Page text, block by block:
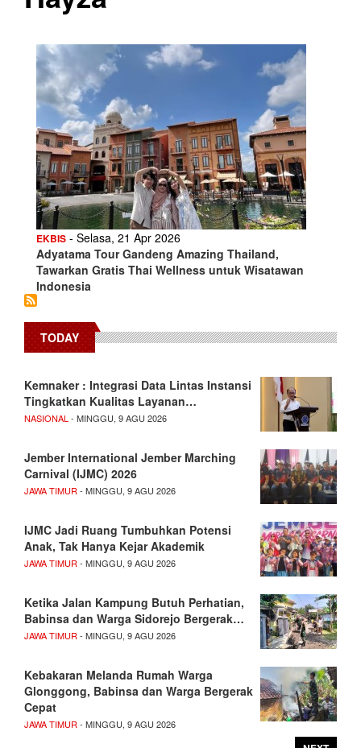
EKBIS - Selasa, 21 Apr 2026
Adyatama Tour Gandeng Amazing Thailand,
Tawarkan Gratis Thai Wellness untuk Wisatawan
Indonesia
TODAY
Kemnaker : Integrasi Data Lintas Instansi
Tingkatkan Kualitas Layanan…
NASIONAL - MINGGU, 9 AGU 2026
Jember International Jember Marching
Carnival (IJMC) 2026
JAWA TIMUR - MINGGU, 9 AGU 2026
IJMC Jadi Ruang Tumbuhkan Potensi
Anak, Tak Hanya Kejar Akademik
JAWA TIMUR - MINGGU, 9 AGU 2026
Ketika Jalan Kampung Butuh Perhatian,
Babinsa dan Warga Sidorejo Bergerak…
JAWA TIMUR - MINGGU, 9 AGU 2026
Kebakaran Melanda Rumah Warga
Glonggong, Babinsa dan Warga Bergerak
Cepat
JAWA TIMUR - MINGGU, 9 AGU 2026